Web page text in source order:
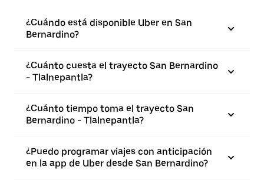
¿Cuándo está disponible Uber en San
Bernardino?
¿Cuánto cuesta el trayecto San Bernardino
- Tlalnepantla?
¿Cuánto tiempo toma el trayecto San
Bernardino - Tlalnepantla?
¿Puedo programar viajes con anticipación
en la app de Uber desde San Bernardino?